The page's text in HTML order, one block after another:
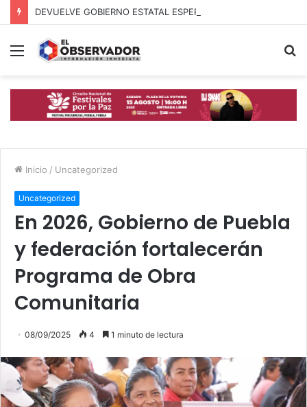
Menú
Inicio / Uncategorized
Uncategorized
En 2026, Gobierno de Puebla
y federación fortalecerán
Programa de Obra
Comunitaria
08/09/2025 4 1 minuto de lectura